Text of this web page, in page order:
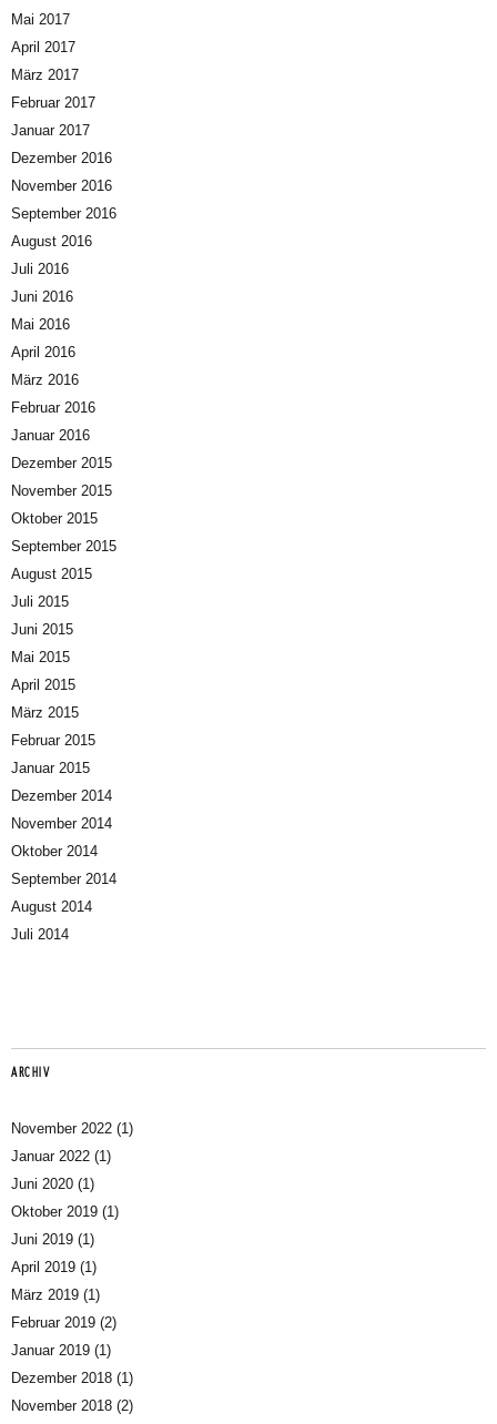
Mai 2017
April 2017
März 2017
Februar 2017
Januar 2017
Dezember 2016
November 2016
September 2016
August 2016
Juli 2016
Juni 2016
Mai 2016
April 2016
März 2016
Februar 2016
Januar 2016
Dezember 2015
November 2015
Oktober 2015
September 2015
August 2015
Juli 2015
Juni 2015
Mai 2015
April 2015
März 2015
Februar 2015
Januar 2015
Dezember 2014
November 2014
Oktober 2014
September 2014
August 2014
Juli 2014
ARCHIV
November 2022 (1)
Januar 2022 (1)
Juni 2020 (1)
Oktober 2019 (1)
Juni 2019 (1)
April 2019 (1)
März 2019 (1)
Februar 2019 (2)
Januar 2019 (1)
Dezember 2018 (1)
November 2018 (2)